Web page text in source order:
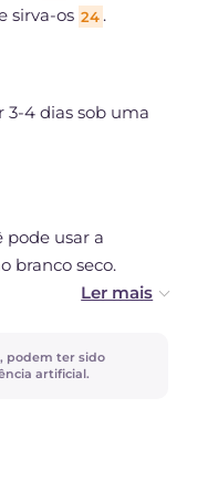
sirva-os 24 .
3-4 dias sob uma
pode usar a
branco seco.
Buccellati siciliani
podem ter sido
artificial.